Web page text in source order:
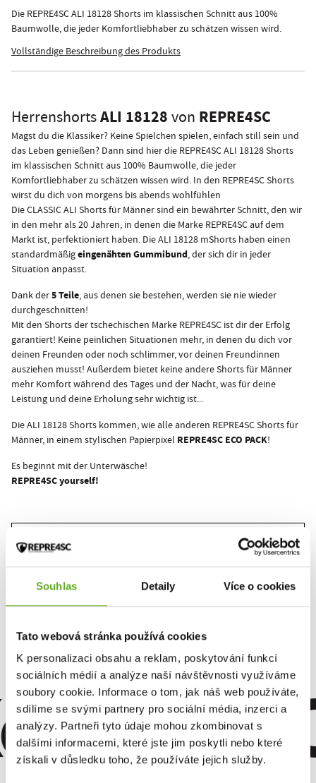
Souhlas Detaily Více o cookies
Tato webová stránka používá cookies
K personalizaci obsahu a reklam, poskytování funkcí
sociálních médií a analýze naší návštěvnosti využíváme
soubory cookie. Informace o tom, jak náš web používáte,
sdílíme se svými partnery pro sociální média, inzerci a
analýzy. Partneři tyto údaje mohou zkombinovat s
dalšími informacemi, které jste jim poskytli nebo které
získali v důsledku toho, že používáte jejich služby.
Die REPRE4SC ALI 18128 Shorts im klassischen Schnitt aus 100%
Baumwolle, die jeder Komfortliebhaber zu schätzen wissen wird.
Vollständige Beschreibung des Produkts
HerrenshortsALI 18128 von REPRE4SC
Magst du die Klassiker? Keine Spielchen spielen, einfach still sein und
das Leben genießen? Dann sind hier die REPRE4SC ALI 18128 Shorts
im klassischen Schnitt aus 100% Baumwolle, die jeder
Komfortliebhaber zu schätzen wissen wird. In den REPRE4SC Shorts
wirst du dich von morgens bis abends wohlfühlen
Die CLASSIC ALI Shorts für Männer sind ein bewährter Schnitt, den wir
in den mehr als 20 Jahren, in denen die Marke REPRE4SC auf dem
Markt ist, perfektioniert haben. Die ALI 18128 mShorts haben einen
standardmäßigeingenähten Gummibund, der sich dir in jeder
Situation anpasst.
Dank der5 Teile, aus denen sie bestehen, werden sie nie wieder
durchgeschnitten!
Mit den Shorts der tschechischen Marke REPRE4SC ist dir der Erfolg
garantiert! Keine peinlichen Situationen mehr, in denen du dich vor
deinen Freunden oder noch schlimmer, vor deinen Freundinnen
ausziehen musst! Außerdem bietet keine andere Shorts für Männer
mehr Komfort während des Tages und der Nacht, was für deine
Leistung und deine Erholung sehr wichtig ist...
Die ALI 18128 Shorts kommen, wie alle anderen REPRE4SC Shorts für
Männer, in einem stylischen Papierpixel REPRE4SC ECO PACK!
Es beginnt mit der Unterwäsche!
REPRE4SC yourself!
Dieses Produkt wurde noch nicht bewertet.
Um eine Bewertung hinzuzufügen, müssen Sie sich einloggen.